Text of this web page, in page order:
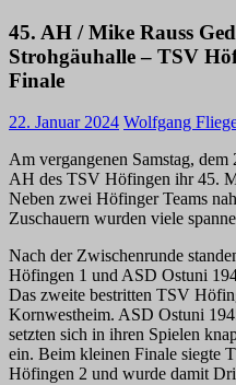
45. AH / Mike Rauss
Strohgäuhalle – TSV
Finale
22. Januar 2024 Wolfgang
Am vergangenen Samstag,
AH des TSV Höfingen ihr 45.
Neben zwei Höfinger Teams
Zuschauern wurden viele
Nach der Zwischenrunde
Höfingen 1 und ASD Ostuni
Das zweite bestritten TSV
Kornwestheim. ASD Ostuni
setzten sich in ihren Spielen
ein. Beim kleinen Finale siegte
Höfingen 2 und wurde damit